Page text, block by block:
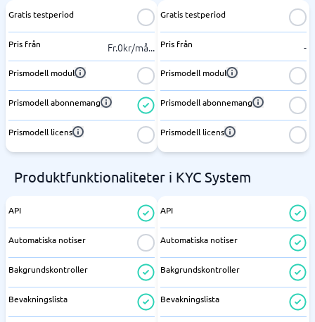
Gratis testperiod
Pris från Fr.0kr/må...
Prismodell modul
Prismodell abonnemang
Prismodell licens
Gratis testperiod
Pris från -
Prismodell modul
Prismodell abonnemang
Prismodell licens
Produktfunktionaliteter i KYC System
API
Automatiska notiser
Bakgrundskontroller
Bevakningslista
API
Automatiska notiser
Bakgrundskontroller
Bevakningslista